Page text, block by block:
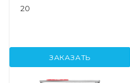
20
ЗАКАЗАТЬ